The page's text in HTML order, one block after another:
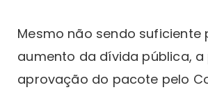
Mesmo não sendo suficiente
aumento da dívida pública, a
aprovação do pacote pelo